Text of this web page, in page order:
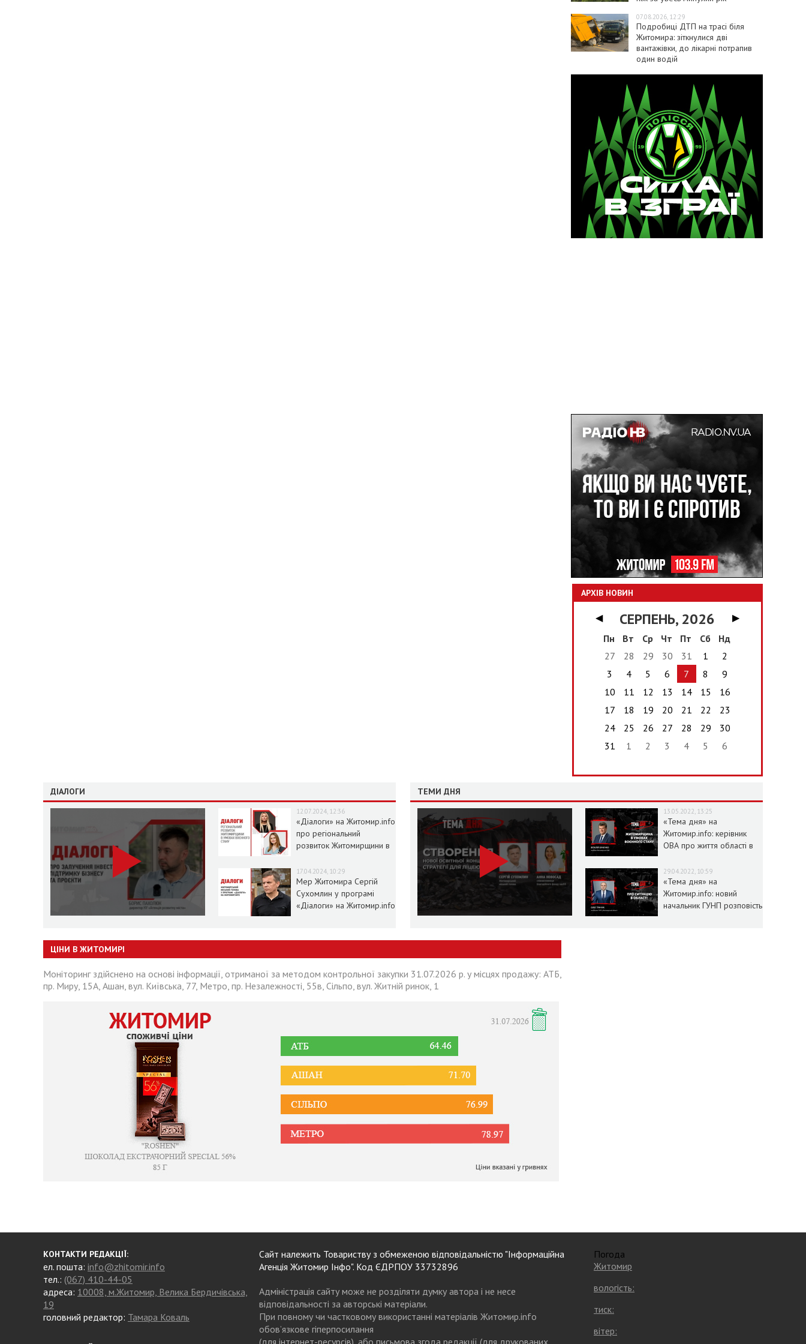
07.08.2026, 12:29
Подробиці ДТП на трасі біля
Житомира: зіткнулися дві
вантажівки, до лікарні потрапив
один водій
АРХІВ НОВИН
◀ СЕРПЕНЬ, 2026
▶
Пн
Вт Ср Чт Пт Сб
Нд
27
28 29 30 31 1
2
3
4 5 6 7 8
9
10
11 12 13 14 15
16
17
18 19 20 21 22
23
24
25 26 27 28 29
30
31
1 2 3 4 5 6
ДІАЛОГИ
12.07.2024, 12:36
«Діалоги» на Житомир.info
про регіональний
розвиток Житомирщини в
17.04.2024, 10:29
Мер Житомира Сергій
Сухомлин у програмі
«Діалоги» на Житомир.info
ТЕМИ ДНЯ
13.05.2022, 13:25
«Тема дня» на
Житомир.info: керівник
ОВА про життя області в
29.04.2022, 10:59
«Тема дня» на
Житомир.info: новий
начальник ГУНП розповість
ЦІНИ В ЖИТОМИРІ
Моніторинг здійснено на основі інформації, отриманої за методом контрольної закупки 31.07.2026 р. у місцях продажу: АТБ,
пр. Миру, 15А, Ашан, вул. Київська, 77, Метро, пр. Незалежності, 55в, Сільпо, вул. Житній ринок, 1
КОНТАКТИ РЕДАКЦІЇ:
ел. пошта: info@zhitomir.info
тел.: (067) 410-44-05
адреса: 10008, м.Житомир, Велика Бердичівська,
19
головний редактор: Тамара Коваль
Сайт належить Товариству з обмеженою відповідальністю "Інформаційна
Агенція Житомир Інфо". Код ЄДРПОУ 33732896
Адміністрація сайту може не розділяти думку автора і не несе
відповідальності за авторські матеріали.
При повному чи частковому використанні матеріалів Житомир.info
обов’язкове гіперпосилання
(для інтернет-ресурсів), або письмова згода редакції (для друкованих
Погода
Житомир
вологість:
тиск:
вітер: